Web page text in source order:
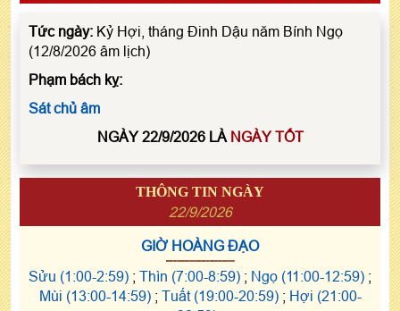
Tức ngày: Kỷ Hợi, tháng Đinh Dậu năm Bính Ngọ
(12/8/2026 âm lịch)
Phạm bách kỵ:
Sát chủ âm
NGÀY 22/9/2026 LÀ NGÀY TỐT
THÔNG TIN NGÀY
22/9/2026
GIỜ HOÀNG ĐẠO
Sửu (1:00-2:59) ; Thìn (7:00-8:59) ; Ngọ (11:00-12:59) ;
Mùi (13:00-14:59); Tuất (19:00-20:59); Hợi (21:00-